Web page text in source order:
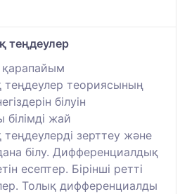
теңдеулер
қарапайым
теориясының
білуін
жай
зерттеу және
білу. Дифференциалдық
есептер. Бірінші ретті
Толық дифференциалды